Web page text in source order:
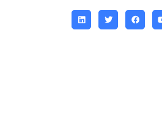
LinkedInTwitter